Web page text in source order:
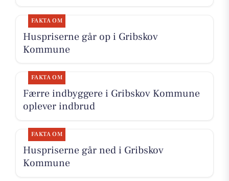
FAKTA OM
Huspriserne går op i Gribskov
Kommune
FAKTA OM
Færre indbyggere i Gribskov Kommune
oplever indbrud
FAKTA OM
Huspriserne går ned i Gribskov
Kommune